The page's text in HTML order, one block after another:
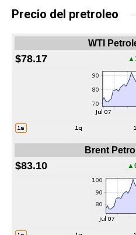
Precio del pretroleo
WTI
$78.17
Brent
$83.10